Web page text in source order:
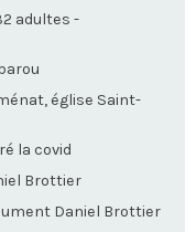
adultes -
église Saint-
la covid
Brottier
Daniel Brottier